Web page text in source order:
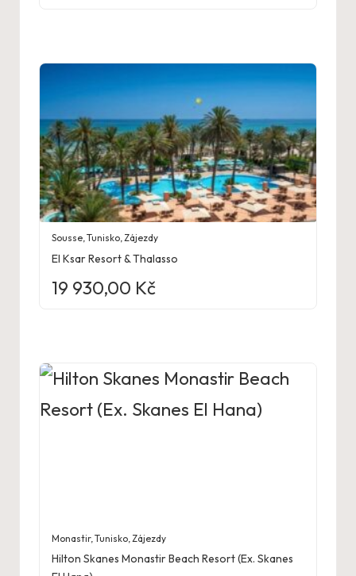
Sousse,Tunisko,Zájezdy
El Ksar Resort & Thalasso
19 930,00 Kč
Monastir,Tunisko Zájezdy
Hilton Skanes Monastir Beach Resort (Ex. Skanes